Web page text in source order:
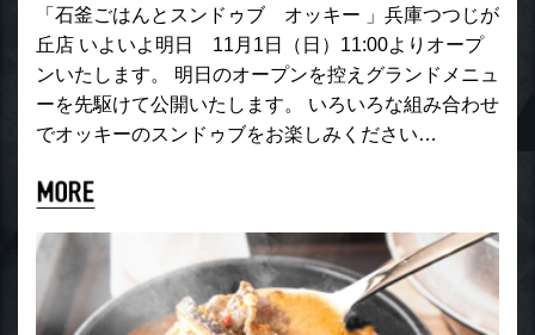
「石釜ごはんとスンドゥブ オッキー 」兵庫つつじが
丘店 いよいよ明日 11月1日（日）11:00よりオープ
ンいたします。 明日のオープンを控えグランドメニュ
ーを先駆けて公開いたします。 いろいろな組み合わせ
でオッキーのスンドゥブをお楽しみください…